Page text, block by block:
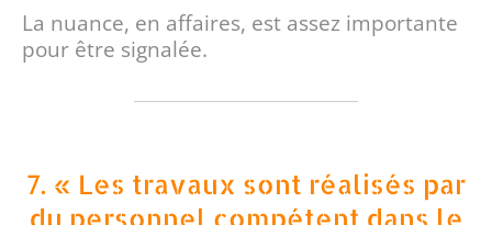
La nuance, en affaires, est assez importante
pour être signalée.
7. « Les travaux sont réalisés par
du personnel compétent dans le